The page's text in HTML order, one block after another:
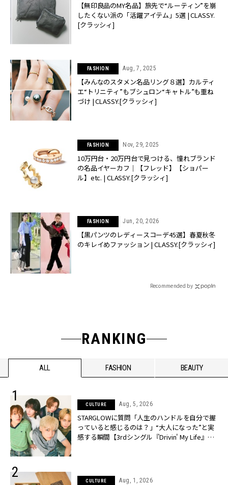
【無印良品のMY名品】旅先で“ルーティン”を崩
したくない派の「活躍アイテム」5選 | CLASSY.
[クラッシィ]
FASHION Aug, 7, 2025
【みんなのスタメン名品リング８選】カルティ
エ“トリニティ”もブシュロン“キャトル”も重ね
づけ | CLASSY.[クラッシィ]
FASHION Nov, 29, 2025
10万円台・20万円台で見つける、憧れブランド
の名品イヤーカフ｜【フレッド】【ショパー
ル】etc. | CLASSY.[クラッシィ]
FASHION Jun, 20, 2026
【黒パンツのレディースコーデ45選】春夏秋冬
のキレイめファッション | CLASSY.[クラッシィ]
Recommended by
RANKING
ALL FASHION BEAUTY
CULTURE Aug, 5, 2026
STARGLOWに質問「人生のハンドルを自分で握
っていると感じるのは？」“大️人になった”と実
感する瞬間【3rdシングル『Drivin' My Life』発
CULTURE Aug, 1, 2026